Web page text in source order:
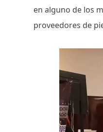
en alguno de los
proveedores de